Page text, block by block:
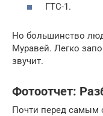
ГТС-1.
Но большинство
Муравей. Легко
звучит.
Фотоотчет:
Почти перед самым